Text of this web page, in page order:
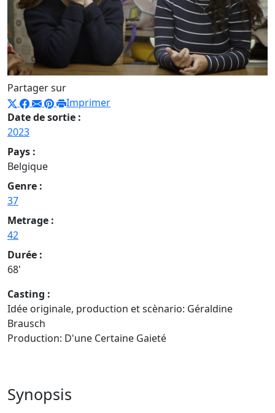
Partager sur
Imprimer
Date de sortie :
2023
Pays :
Belgique
Genre :
37
Metrage :
42
Durée :
68'
Casting :
Idée originale, production et scènario: Géraldine
Brausch
Production: D'une Certaine Gaieté
Synopsis